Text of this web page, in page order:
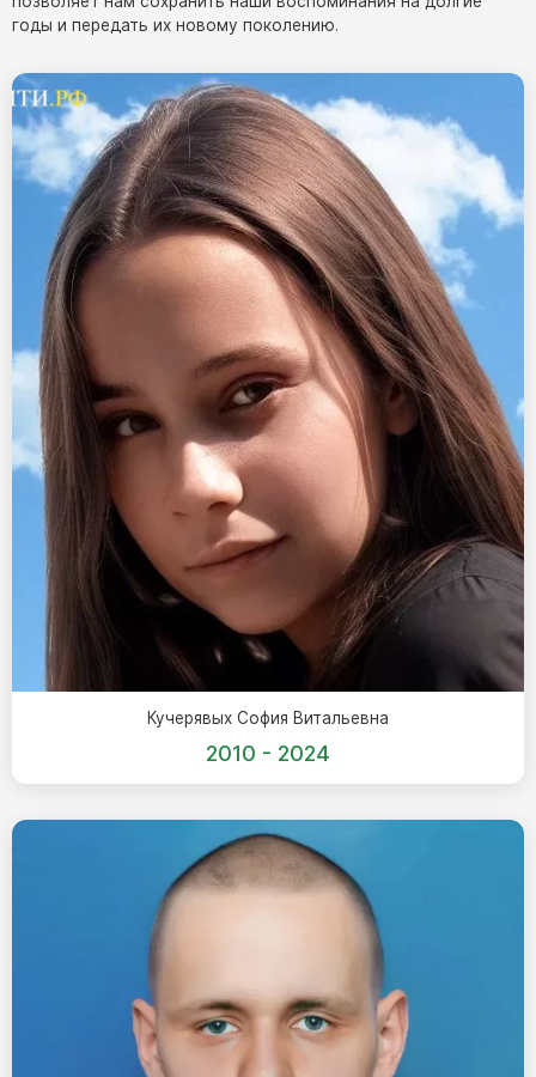
Памятники из гранита Возрождение
Памятники из гранита Гранатовый Амфиболит
Памятники из гранита Сюскюянсаари
Памятники из гранита Балтик Грин
Памятники из гранита Покостовский
Памятники из гранита Лезниковский
Памятники из гранита Мансуровский
Памятники из гранита Масловский
Памятники из гранита Токовский
Памятники из гранита Капустинский
Арочные памятники
Памятники Крест
Памятники военным
Часовни из белого мрамора и гранита
Скульптуры, барельефы и бюсты из бронзы
Колумбарий
Недорогие памятники
Памятники с фотокерамикой
Памятники животным
Памятники младенцу
Памятники двойные
Памятники женщине
Памятники маме
Памятники жене
Памятники мужчине
Памятники дедушке
годы и передать их новому поколению.
Кучерявых София Витальевна
2010 - 2024